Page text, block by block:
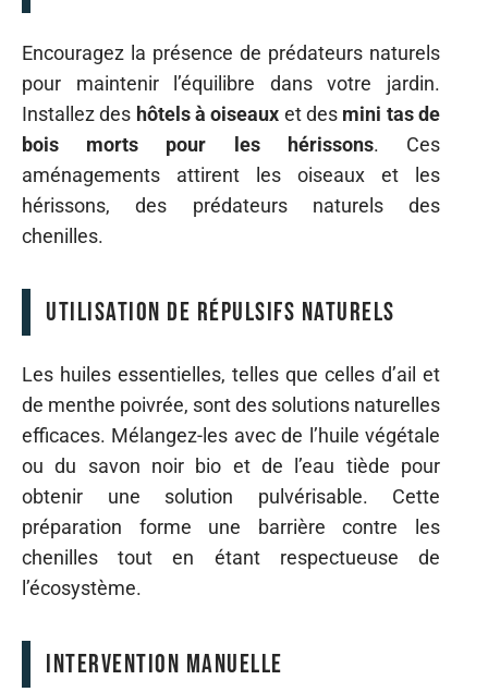
Encouragez la présence de prédateurs naturels
pour maintenir l’équilibre dans votre jardin.
Installez des hôtels à oiseaux et des mini tas de
bois morts pour les hérissons. Ces
aménagements attirent les oiseaux et les
hérissons, des prédateurs naturels des
chenilles.
Utilisation de répulsifs naturels
Les huiles essentielles, telles que celles d’ail et
de menthe poivrée, sont des solutions naturelles
efficaces. Mélangez-les avec de l’huile végétale
ou du savon noir bio et de l’eau tiède pour
obtenir une solution pulvérisable. Cette
préparation forme une barrière contre les
chenilles tout en étant respectueuse de
l’écosystème.
Intervention manuelle